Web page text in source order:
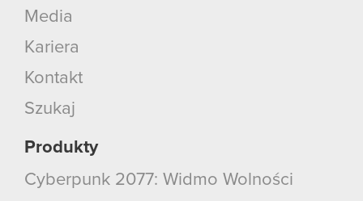
Media
Kariera
Kontakt
Szukaj
Produkty
Cyberpunk 2077: Widmo Wolności